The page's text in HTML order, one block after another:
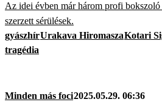
Az idei évben már három profi
szerzett sérülések.
gyászhírUrakava HiromaszaKotari
tragédia
Minden más foci2025.05.29. 06:36